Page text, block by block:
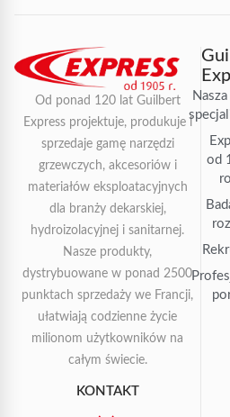
Od ponad 120 lat Guilbert
Express projektuje, produkuje i
sprzedaje gamę narzędzi
grzewczych, akcesoriów i
materiałów eksploatacyjnych
dla branży dekarskiej,
hydroizolacyjnej i sanitarnej.
Nasze produkty,
dystrybuowane w ponad 2500
punktach sprzedaży we Francji,
ułatwiają codzienne życie
milionom użytkowników na
całym świecie.
KONTAKT
od